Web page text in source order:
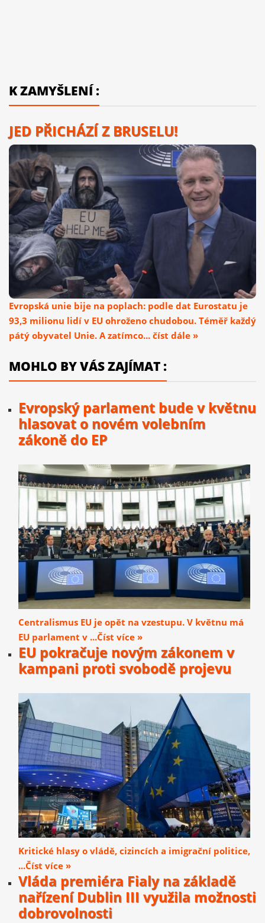
K ZAMYŠLENÍ :
JED PŘICHÁZÍ Z BRUSELU!
Evropská unie bije na poplach: podle dat Eurostatu je
93,3 milionu lidí v EU ohroženo chudobou. Téměř každý
pátý obyvatel Unie. A zatímco... číst dále »
MOHLO BY VÁS ZAJÍMAT :
Evropský parlament bude v květnu
hlasovat o novém volebním
zákoně do EP
Centralismus EU je opět na vzestupu. V květnu má
EU parlament v ...Číst více »
EU pokračuje novým zákonem v
kampani proti svobodě projevu
Kritické hlasy o vládě, cizincích a imigrační politice,
...Číst více »
Vláda premiéra Fialy na základě
nařízení Dublin III využila možnosti
dobrovolnosti